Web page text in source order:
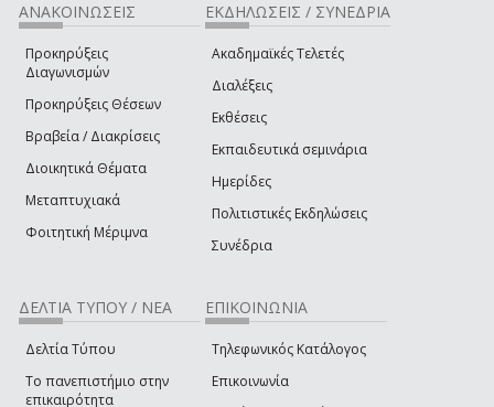
ΑΝΑΚΟΙΝΩΣΕΙΣ
Προκηρύξεις
Διαγωνισμών
Προκηρύξεις Θέσεων
Βραβεία / Διακρίσεις
Διοικητικά Θέματα
Μεταπτυχιακά
Φοιτητική Μέριμνα
ΕΚΔΗΛΩΣΕΙΣ / ΣΥΝΕΔΡΙΑ
Ακαδημαϊκές Τελετές
Διαλέξεις
Εκθέσεις
Εκπαιδευτικά σεμινάρια
Ημερίδες
Πολιτιστικές Εκδηλώσεις
Συνέδρια
ΔΕΛΤΙΑ ΤΥΠΟΥ / ΝΕΑ
Δελτία Τύπου
Το πανεπιστήμιο στην
επικαιρότητα
ΕΠΙΚΟΙΝΩΝΙΑ
Τηλεφωνικός Κατάλογος
Επικοινωνία